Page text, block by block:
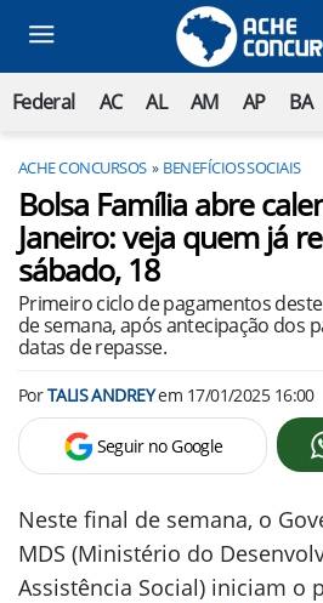
Federal AC AL AM AP BA
ACHE CONCURSOS BENEFÍCIOS SOCIAIS
Bolsa Família abre
Janeiro: veja quem já
sábado, 18
Primeiro ciclo de pagamentos
de semana, após antecipação dos
datas de repasse.
PorTALIS ANDREYem 17/01/2025 16:00
Seguir no Google
Neste final de semana, o
MDS (Ministério do
Assistência Social) iniciam o